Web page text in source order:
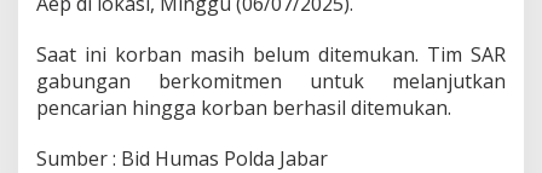
Saat ini korban masih belum ditemukan. Tim SAR
gabungan berkomitmen untuk melanjutkan
pencarian hingga korban berhasil ditemukan.
Sumber : Bid Humas Polda Jabar